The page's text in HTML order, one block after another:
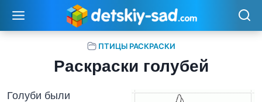
ПТИЦЫ РАСКРАСКИ
Раскраски голубей
Голуби были